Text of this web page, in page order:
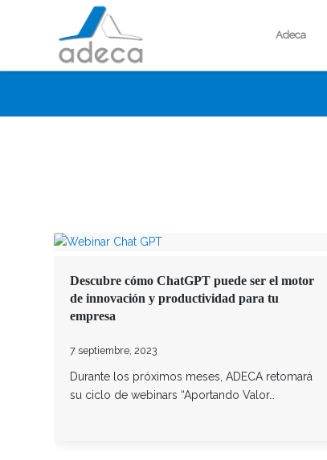
Adeca
Descubre cómo ChatGPT puede ser el motor
de innovación y productividad para tu
empresa
7 septiembre, 2023
Durante los próximos meses, ADECA retomará
su ciclo de webinars “Aportando Valor…